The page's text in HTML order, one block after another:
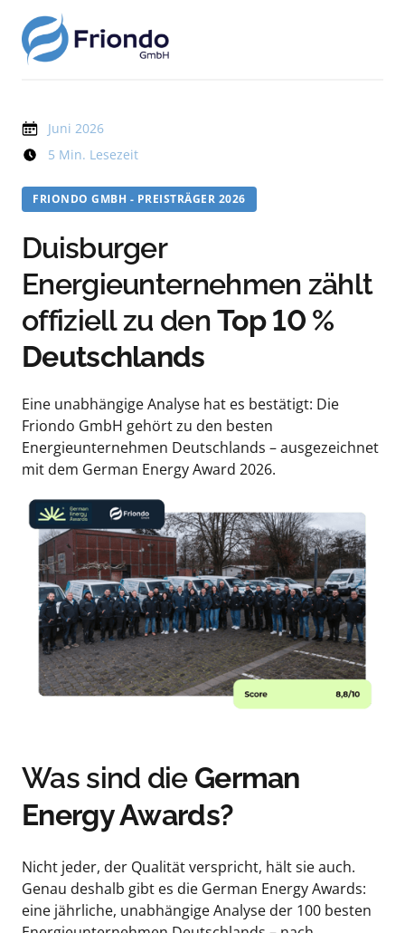
Juni 2026
5 Min. Lesezeit
FRIONDO GMBH - PREISTRÄGER 2026
Duisburger
Energieunternehmen zählt
offiziell zu den Top 10 %
Deutschlands
Eine unabhängige Analyse hat es bestätigt: Die
Friondo GmbH gehört zu den besten
Energieunternehmen Deutschlands – ausgezeichnet
mit dem German Energy Award 2026.
Was sind die German
Energy Awards?
Nicht jeder, der Qualität verspricht, hält sie auch.
Genau deshalb gibt es die German Energy Awards:
eine jährliche, unabhängige Analyse der 100 besten